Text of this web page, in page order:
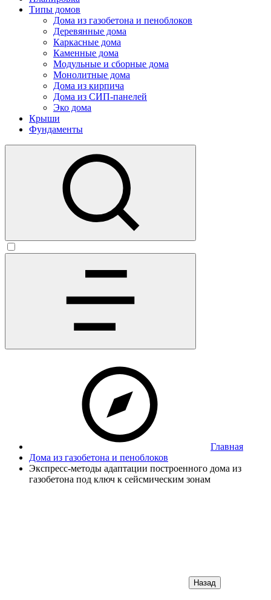
Типы домов
Дома из газобетона и пеноблоков
Деревянные дома
Каркасные дома
Каменные дома
Модульные и сборные дома
Монолитные дома
Дома из кирпича
Дома из СИП-панелей
Эко дома
Крыши
Фундаменты
Главная
Дома из газобетона и пеноблоков
Экспресс-методы адаптации построенного дома из
газобетона под ключ к сейсмическим зонам
Назад